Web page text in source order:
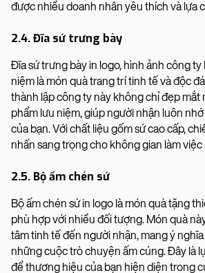
được nhiều doanh nhân yêu thích và lựa
2.4. Đĩa sứ trưng bày
Đĩa sứ trưng bày in logo, hình ảnh công
niệm là món quà trang trí tinh tế và độc
thành lập công ty này không chỉ đẹp mắt
phẩm lưu niệm, giúp người nhận luôn
của bạn. Với chất liệu gốm sứ cao cấp,
nhấn sang trọng cho không gian làm
2.5. Bộ ấm chén sứ
Bộ ấm chén sứ in logo là món quà tặng
phù hợp với nhiều đối tượng. Món quà
tâm tinh tế đến người nhận, mang ý
những cuộc trò chuyện ấm cúng. Đây là
để thương hiệu của bạn hiện diện trong